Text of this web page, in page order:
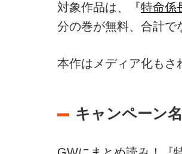
対象作品は、『特命係
分の巻が無料、合計で
本作はメディア化もさ
キャンペーン名